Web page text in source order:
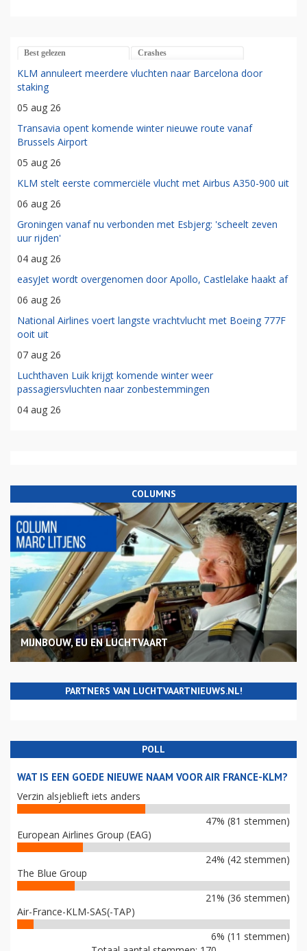
Best gelezen Crashes
KLM annuleert meerdere vluchten naar Barcelona door
staking
05 aug 26
Transavia opent komende winter nieuwe route vanaf
Brussels Airport
05 aug 26
KLM stelt eerste commerciële vlucht met Airbus A350-900 uit
06 aug 26
Groningen vanaf nu verbonden met Esbjerg: 'scheelt zeven
uur rijden'
04 aug 26
easyJet wordt overgenomen door Apollo, Castlelake haakt af
06 aug 26
National Airlines voert langste vrachtvlucht met Boeing 777F
ooit uit
07 aug 26
Luchthaven Luik krijgt komende winter weer
passagiersvluchten naar zonbestemmingen
04 aug 26
COLUMNS
MIJNBOUW, EU EN LUCHTVAART
PARTNERS VAN LUCHTVAARTNIEUWS.NL!
POLL
WAT IS EEN GOEDE NIEUWE NAAM VOOR AIR FRANCE-KLM?
Verzin alsjeblieft iets anders
47% (81 stemmen)
European Airlines Group (EAG)
24% (42 stemmen)
The Blue Group
21% (36 stemmen)
Air-France-KLM-SAS(-TAP)
6% (11 stemmen)